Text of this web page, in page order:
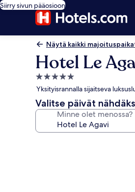
Siirry sivun pääosioon
Näytä kaikki
Hotel Le
5.0
tähden
majoituspaikka
Yksityisrannalla sijaitseva
Valitse päivät
Minne olet menossa?